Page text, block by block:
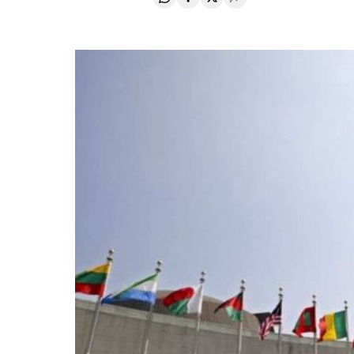
Compartir en Whatsapp
Compartir en Facebook
Compartir en Twitter
Desplegar Redes